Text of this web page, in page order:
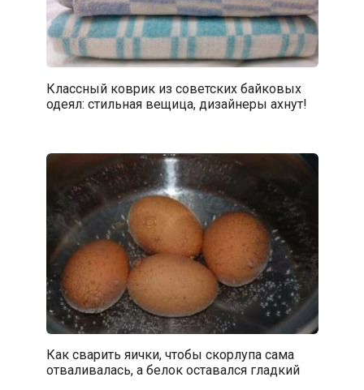
Классный коврик из советских байковых
одеял: стильная вещица, дизайнеры ахнут!
Как сварить яички, чтобы скорлупа сама
отваливалась, а белок оставался гладкий